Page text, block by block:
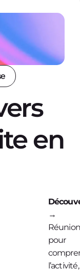
en
→
pour
l’activité,